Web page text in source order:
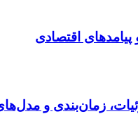
اقتصادی
زمان‌بندی و